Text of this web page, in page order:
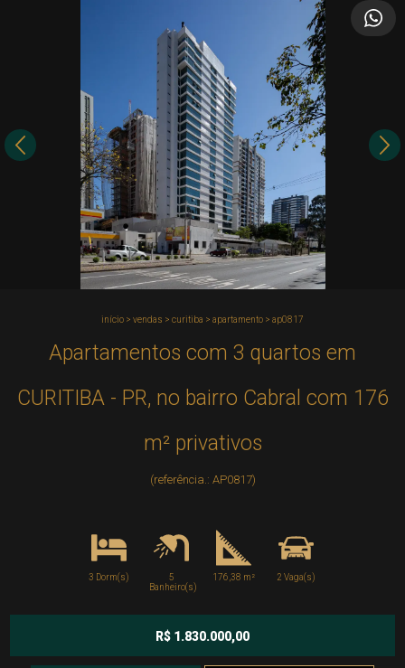
início > vendas > curitiba > apartamento > ap0817
Apartamentos com 3 quartos em
CURITIBA - PR, no bairro Cabral com 176
m² privativos
(referência.: AP0817)
3 Dorm(s)
5
Banheiro(s)
176,38 m² 2 Vaga(s)
R$ 1.830.000,00